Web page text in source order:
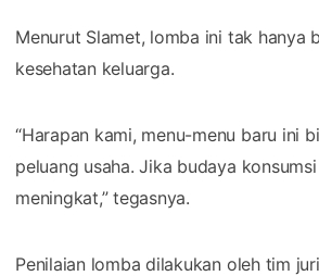
Menurut Slamet, lomba ini tak
kesehatan keluarga.
“Harapan kami, menu-menu baru ini
peluang usaha. Jika budaya
meningkat,” tegasnya.
Penilaian lomba dilakukan oleh tim